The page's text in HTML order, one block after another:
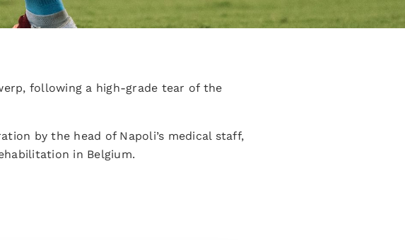
following a high-grade tear of the
by the head of Napoli’s medical staff,
in Belgium.